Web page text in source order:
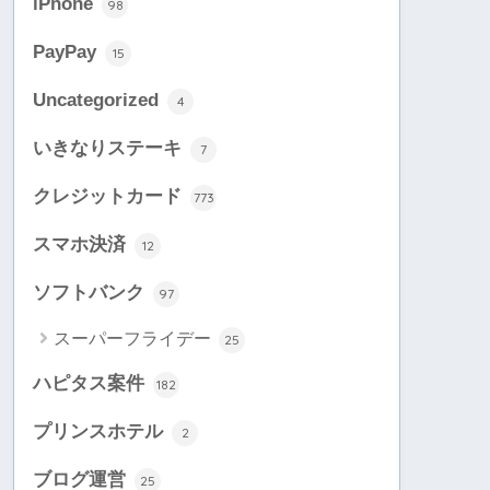
iPhone 98
PayPay 15
Uncategorized 4
いきなりステーキ 7
クレジットカード 773
スマホ決済 12
ソフトバンク 97
スーパーフライデー 25
ハピタス案件 182
プリンスホテル 2
ブログ運営 25